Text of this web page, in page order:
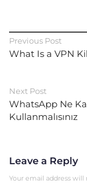
Previous Post
What Is a VPN
Next Post
WhatsApp Ne
Kullanmalısınız
Leave a Reply
Your email address will